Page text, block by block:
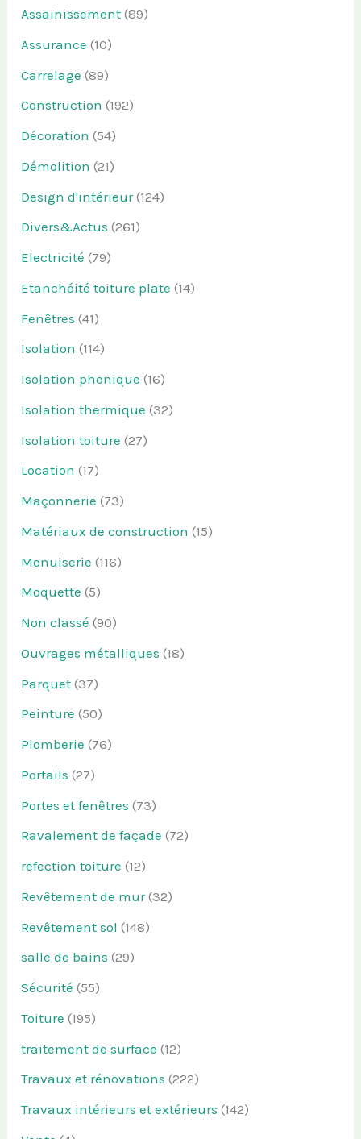
Assainissement (89)
Assurance (10)
Carrelage (89)
Construction (192)
Décoration (54)
Démolition (21)
Design d'intérieur(124)
Divers&Actus (261)
Electricité (79)
Etanchéité toiture plate (14)
Fenêtres (41)
Isolation (114)
Isolation phonique (16)
Isolation thermique (32)
Isolation toiture (27)
Location (17)
Maçonnerie (73)
Matériaux de construction (15)
Menuiserie (116)
Moquette (5)
Non classé (90)
Ouvrages métalliques (18)
Parquet (37)
Peinture (50)
Plomberie (76)
Portails (27)
Portes et fenêtres (73)
Ravalement de façade (72)
refection toiture (12)
Revêtement de mur(32)
Revêtement sol (148)
salle de bains (29)
Sécurité (55)
Toiture (195)
traitement de surface (12)
Travaux et rénovations (222)
Travaux intérieurs et extérieurs (142)